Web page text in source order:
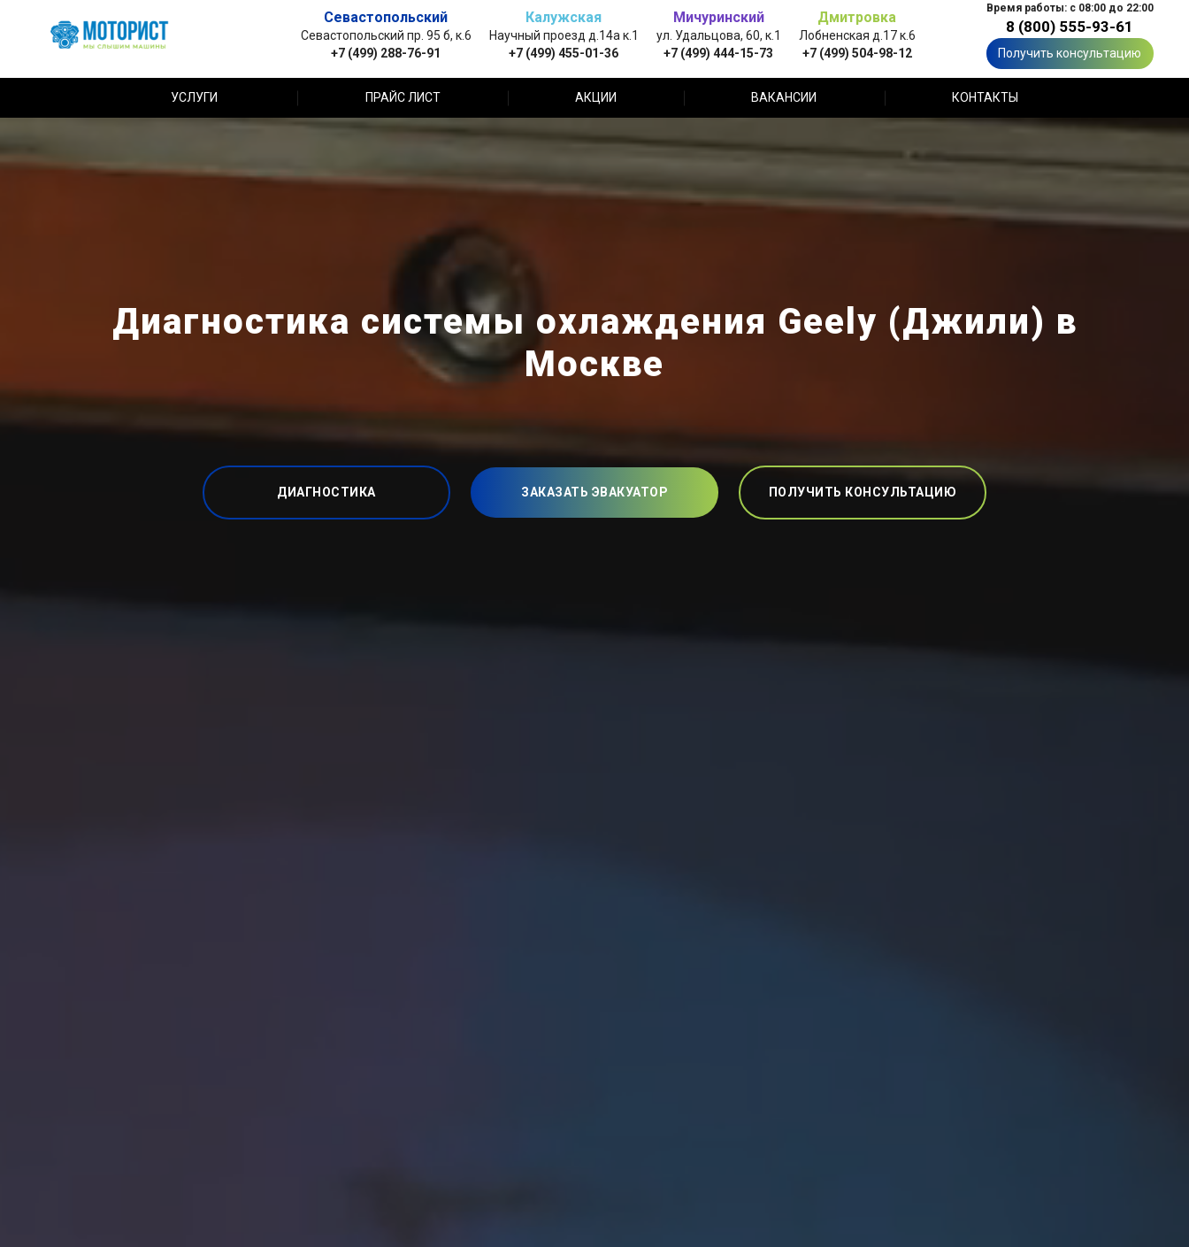
Севастопольский
Севастопольский пр. 95 б, к.6
+7 (499) 288-76-91
Калужская
Научный проезд д.14а к.1
+7 (499) 455-01-36
Мичуринский
ул. Удальцова, 60, к.1
+7 (499) 444-15-73
Дмитровка
Лобненская д.17 к.6
+7 (499) 504-98-12
Время работы: с 08:00 до 22:00
8 (800) 555-93-61
Получить консультацию
УСЛУГИ ПРАЙС ЛИСТ АКЦИИ ВАКАНСИИ КОНТАКТЫ
Диагностика системы охлаждения Geely (Джили) в
Москве
ДИАГНОСТИКА ЗАКАЗАТЬ ЭВАКУАТОР ПОЛУЧИТЬ КОНСУЛЬТАЦИЮ